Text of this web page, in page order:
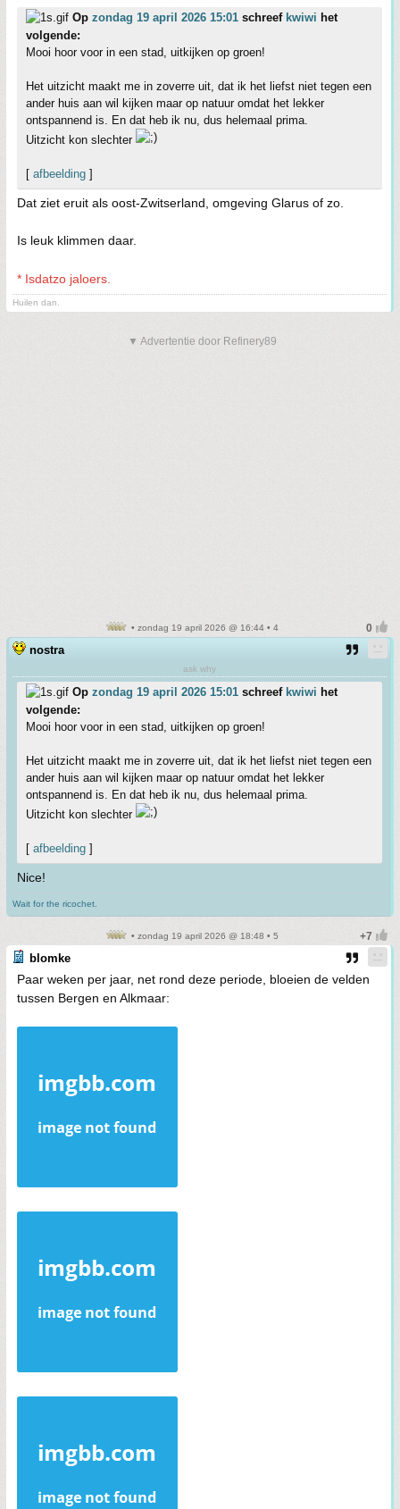
Op zondag 19 april 2026 15:01 schreef kwiwi het
volgende:
Mooi hoor voor in een stad, uitkijken op groen!
Het uitzicht maakt me in zoverre uit, dat ik het liefst niet tegen een
ander huis aan wil kijken maar op natuur omdat het lekker
ontspannend is. En dat heb ik nu, dus helemaal prima.
Uitzicht kon slechter
[ afbeelding ]
Dat ziet eruit als oost-Zwitserland, omgeving Glarus of zo.
Is leuk klimmen daar.
* Isdatzo jaloers.
Huilen dan.
▼ Advertentie door Refinery89
• zondag 19 april 2026 @ 16:44 • 4
nostra
ask why
Op zondag 19 april 2026 15:01 schreef kwiwi het
volgende:
Mooi hoor voor in een stad, uitkijken op groen!
Het uitzicht maakt me in zoverre uit, dat ik het liefst niet tegen een
ander huis aan wil kijken maar op natuur omdat het lekker
ontspannend is. En dat heb ik nu, dus helemaal prima.
Uitzicht kon slechter
[ afbeelding ]
Nice!
Wait for the ricochet.
• zondag 19 april 2026 @ 18:48 • 5
blomke
Paar weken per jaar, net rond deze periode, bloeien de velden
tussen Bergen en Alkmaar: